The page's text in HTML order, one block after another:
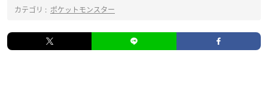
カテゴリ : ポケットモンスター